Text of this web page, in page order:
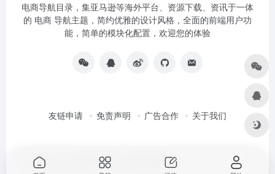
电商导航目录，集亚马逊等海外平台、资源下载、资讯于一体
的 电商 导航主题，简约优雅的设计风格，全面的前端用户功
能，简单的模块化配置，欢迎您的体验
友链申请 免责声明 广告合作 关于我们
Copyright © 2026 电商目录amz亚马逊导航站